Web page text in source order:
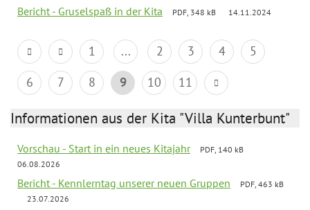
Bericht - Gruselspaß in der Kita PDF, 348 kB 14.11.2024
1 ... 2 3 4
5
6
7 8 9 10 11
Informationen aus der Kita "Villa Kunterbunt"
Vorschau - Start in ein neues Kitajahr
PDF, 140 kB
06.08.2026
Bericht - Kennlerntag unserer neuen Gruppen
PDF, 463 kB
23.07.2026